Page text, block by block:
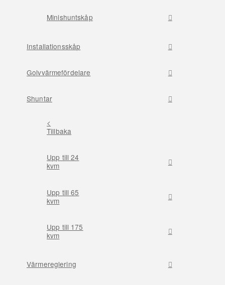
Minishuntskåp
Installationsskåp
Golvvärmefördelare
Shuntar
<
Tillbaka
Upp till 24
kvm
Upp till 65
kvm
Upp till 175
kvm
Värmereglering